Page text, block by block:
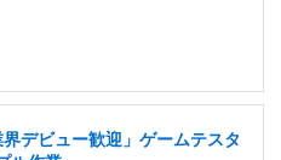
デビュー歓迎」ゲームテスタ